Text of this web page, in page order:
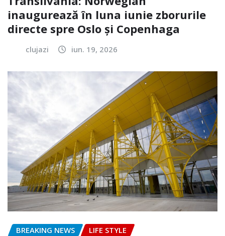
inaugurează în luna iunie zborurile
directe spre Oslo și Copenhaga
clujazi iun. 19, 2026
BREAKING NEWS LIFE STYLE